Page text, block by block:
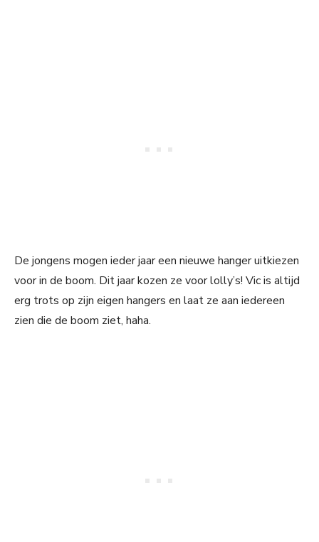
De jongens mogen ieder jaar een nieuwe hanger uitkiezen
voor in de boom. Dit jaar kozen ze voor lolly’s! Vic is altijd
erg trots op zijn eigen hangers en laat ze aan iedereen
zien die de boom ziet, haha.